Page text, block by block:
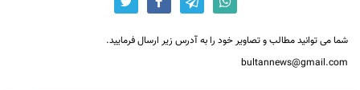
شما می توانید مطالب و تصاویر خود را به آدرس زیر ارسال فرمایید.
bultannews@gmail.com